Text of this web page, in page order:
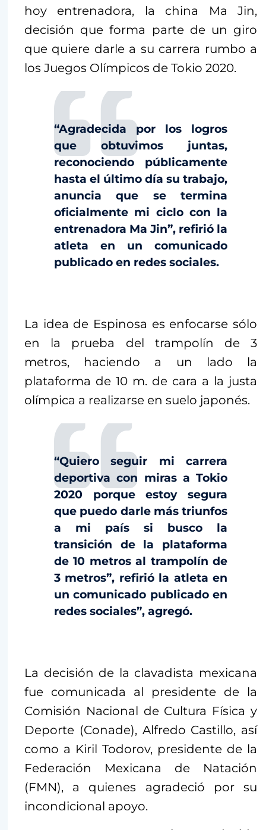
hoy entrenadora, la china Ma Jin,
decisión que forma parte de un giro
que quiere darle a su carrera rumbo a
los Juegos Olímpicos de Tokio 2020.
“Agradecida por los logros
que obtuvimos juntas,
reconociendo públicamente
hasta el último día su trabajo,
anuncia que se termina
oficialmente mi ciclo con la
entrenadora Ma Jin”, refirió la
atleta en un comunicado
publicado en redes sociales.
La idea de Espinosa es enfocarse sólo
en la prueba del trampolín de 3
metros, haciendo a un lado la
plataforma de 10 m. de cara a la justa
olímpica a realizarse en suelo japonés.
“Quiero seguir mi carrera
deportiva con miras a Tokio
2020 porque estoy segura
que puedo darle más triunfos
a mi país si busco la
transición de la plataforma
de 10 metros al trampolín de
3 metros”, refirió la atleta en
un comunicado publicado en
redes sociales”, agregó.
La decisión de la clavadista mexicana
fue comunicada al presidente de la
Comisión Nacional de Cultura Física y
Deporte (Conade), Alfredo Castillo, así
como a Kiril Todorov, presidente de la
Federación Mexicana de Natación
(FMN), a quienes agradeció por su
incondicional apoyo.